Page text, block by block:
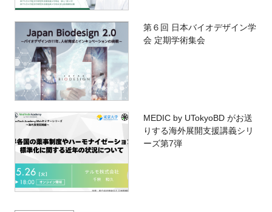
第６回 日本バイオデザイン学
会 定期学術集会
MEDIC by UTokyoBD がお送
りする海外展開支援講義シリ
ーズ第7弾